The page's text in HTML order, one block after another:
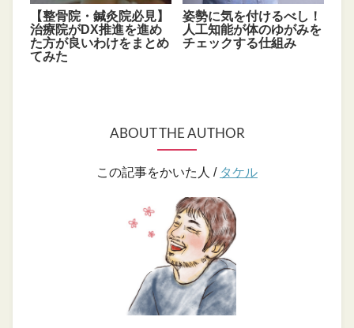
【整骨院・鍼灸院必見】
治療院がDX推進を進め
た方が良いわけをまとめ
てみた
姿勢に気を付けるべし！
人工知能が体のゆがみを
チェックする仕組み
ABOUT THE AUTHOR
この記事をかいた人 / タケル